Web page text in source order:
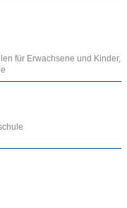
für Erwachsene und Kinder,